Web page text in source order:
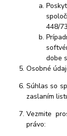
448/
dobe
Osobné údaj
Súhlas so
zaslaním
Vezmite
právo: